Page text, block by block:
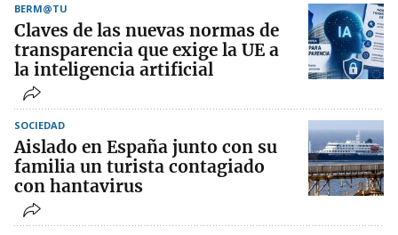
BERM@TU
Claves de las nuevas normas de
transparencia que exige la UE a
la inteligencia artificial
SOCIEDAD
Aislado en España junto con su
familia un turista contagiado
con hantavirus